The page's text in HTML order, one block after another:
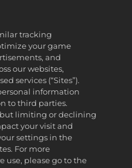
(EGITO)
antes mesmo do
ela precisou lidar com um
incluindo as dívidas com a
pela seca. Preocupada que
o suficiente para comer, e
Cleópatra abriu os celeiros
não poderiam mais ser
tracking
your game
and
our websites,
services (“Sites”).
information
to third parties.
but limiting or declining
your visit and
settings in the
For more
use, please go to the